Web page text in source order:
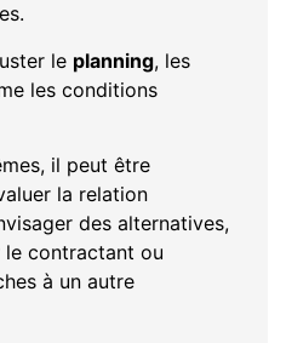
le planning, les
les conditions
il peut être
la relation
des alternatives,
contractant ou
à un autre